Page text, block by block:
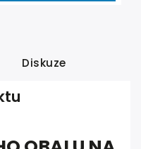
Diskuze